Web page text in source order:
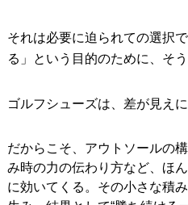
それは必要に迫られての選択
る」という目的のために、そ
ゴルフシューズは、差が見え
だからこそ、アウトソールの
み時の力の伝わり方など、ほ
に効いてくる。その小さな積